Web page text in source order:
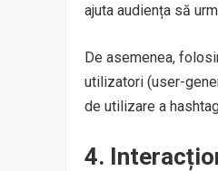
ajuta audiența să
De asemenea,
utilizatori (user-
de utilizare a
4.